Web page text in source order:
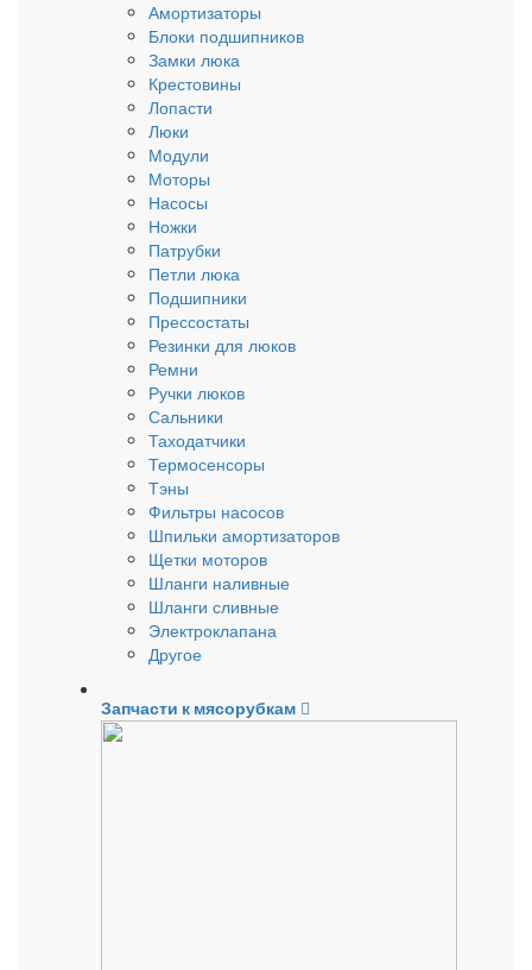
Амортизаторы
Блоки подшипников
Замки люка
Крестовины
Лопасти
Люки
Модули
Моторы
Насосы
Ножки
Патрубки
Петли люка
Подшипники
Прессостаты
Резинки для люков
Ремни
Ручки люков
Сальники
Таходатчики
Термосенсоры
Тэны
Фильтры насосов
Шпильки амортизаторов
Щетки моторов
Шланги наливные
Шланги сливные
Электроклапана
Другое
Запчасти к мясорубкам